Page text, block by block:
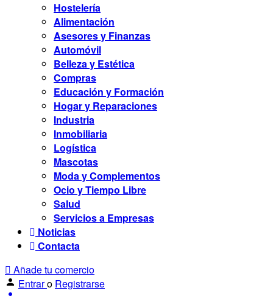
Hostelería
Alimentación
Asesores y Finanzas
Automóvil
Belleza y Estética
Compras
Educación y Formación
Hogar y Reparaciones
Industria
Inmobiliaria
Logística
Mascotas
Moda y Complementos
Ocio y Tiempo Libre
Salud
Servicios a Empresas
Noticias
Contacta
Añade tu comercio
Entraro Registrarse